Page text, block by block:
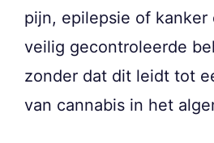
pijn, epilepsie of kanker
veilig gecontroleerde
zonder dat dit leidt tot
van cannabis in het